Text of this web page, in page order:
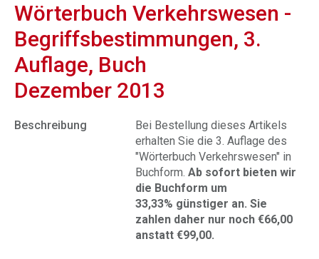
Wörterbuch Verkehrswesen -
Begriffsbestimmungen, 3.
Auflage, Buch
Dezember 2013
Beschreibung
Bei Bestellung dieses Artikels
erhalten Sie die 3. Auflage des
"Wörterbuch Verkehrswesen" in
Buchform. Ab sofort bieten wir
die Buchform um
33,33% günstiger an. Sie
zahlen daher nur noch €66,00
anstatt €99,00.